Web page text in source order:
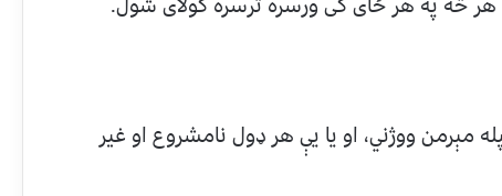
ووژني، او یا یې هر ډول نامشروع او غیر